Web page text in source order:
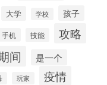
大学 学校 孩子
手机 技能 攻略
间 是一个
玩家 疫情